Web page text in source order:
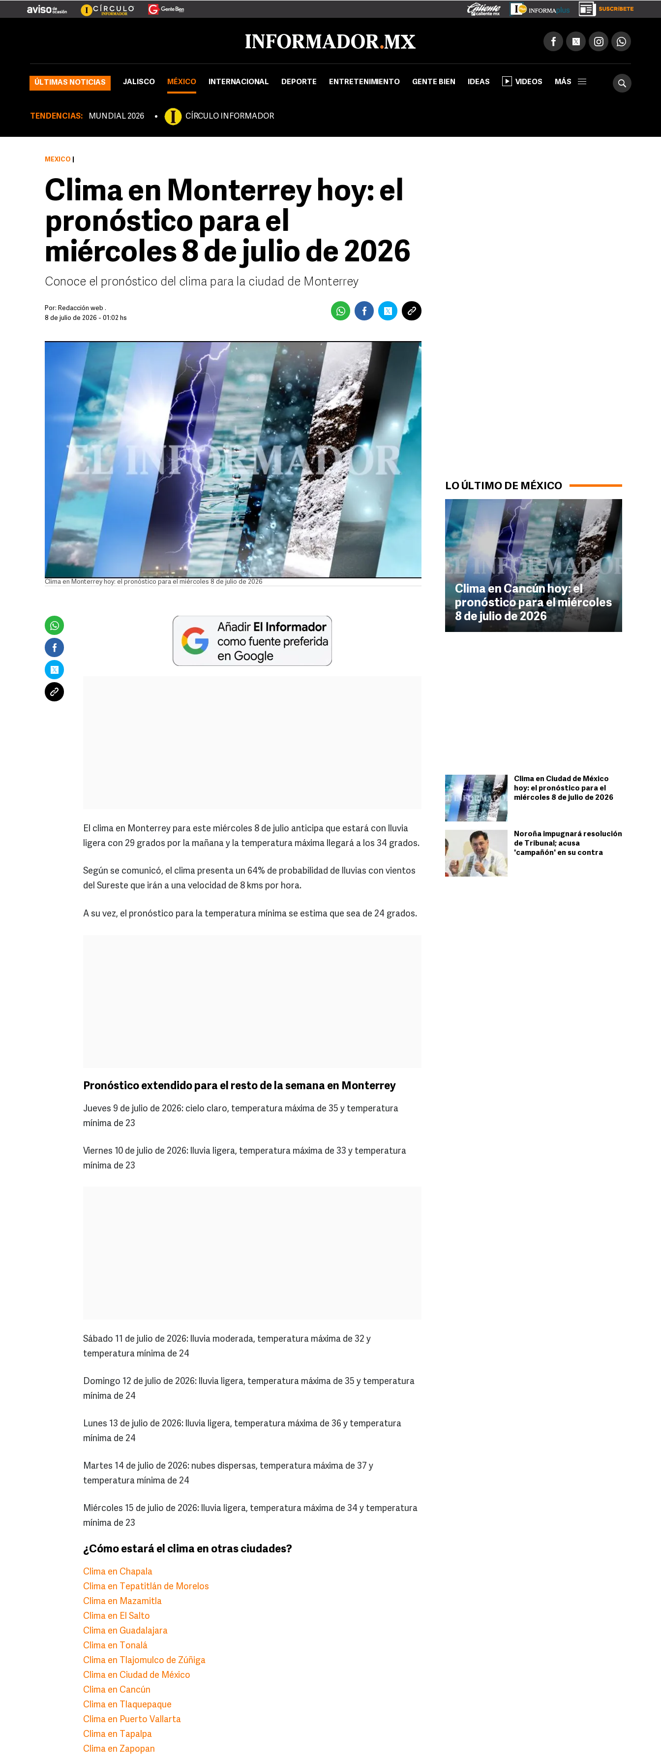
ÚLTIMAS NOTICIAS JALISCO MÉXICO INTERNACIONAL DEPORTE ENTRETENIMIENTO GENTE BIEN IDEAS VIDEOS MÁS
TENDENCIAS: MUNDIAL 2026 CÍRCULO INFORMADOR
LO ÚLTIMO DE MÉXICO
Clima en Cancún hoy: el
pronóstico para el miércoles
8 de julio de 2026
Clima en Ciudad de México
hoy: el pronóstico para el
miércoles 8 de julio de 2026
Noroña impugnará resolución
de Tribunal; acusa
'campañón' en su contra
MÉXICO
Clima en Monterrey hoy: el
pronóstico para el
miércoles 8 de julio de 2026
Conoce el pronóstico del clima para la ciudad de Monterrey
Por: Redacción web .
8 de julio de 2026 - 01:02 hs
Clima en Monterrey hoy: el pronóstico para el miércoles 8 de julio de 2026
El clima en Monterrey para este miércoles 8 de julio anticipa que estará con lluvia
ligera con 29 grados por la mañana y la temperatura máxima llegará a los 34 grados.
Según se comunicó, el clima presenta un 64% de probabilidad de lluvias con vientos
del Sureste que irán a una velocidad de 8 kms por hora.
A su vez, el pronóstico para la temperatura mínima se estima que sea de 24 grados.
Pronóstico extendido para el resto de la semana en Monterrey
Jueves 9 de julio de 2026: cielo claro, temperatura máxima de 35 y temperatura
mínima de 23
Viernes 10 de julio de 2026: lluvia ligera, temperatura máxima de 33 y temperatura
mínima de 23
Sábado 11 de julio de 2026: lluvia moderada, temperatura máxima de 32 y
temperatura mínima de 24
Domingo 12 de julio de 2026: lluvia ligera, temperatura máxima de 35 y temperatura
mínima de 24
Lunes 13 de julio de 2026: lluvia ligera, temperatura máxima de 36 y temperatura
mínima de 24
Martes 14 de julio de 2026: nubes dispersas, temperatura máxima de 37 y
temperatura mínima de 24
Miércoles 15 de julio de 2026: lluvia ligera, temperatura máxima de 34 y temperatura
mínima de 23
¿Cómo estará el clima en otras ciudades?
Clima en Chapala
Clima en Tepatitlán de Morelos
Clima en Mazamitla
Clima en El Salto
Clima en Guadalajara
Clima en Tonalá
Clima en Tlajomulco de Zúñiga
Clima en Ciudad de México
Clima en Cancún
Clima en Tlaquepaque
Clima en Puerto Vallarta
Clima en Tapalpa
Clima en Zapopan